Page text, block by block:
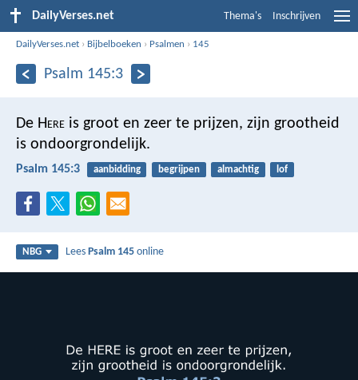
DailyVerses.net Thema's Inschrijven
DailyVerses.net › Bijbelboeken › Psalmen › 145
Psalm 145:3
De Here is groot en zeer te prijzen, zijn grootheid
is ondoorgrondelijk.
Psalm 145:3 aanbidding begrijpen almachtig lof
NBG LeesPsalm 145 online